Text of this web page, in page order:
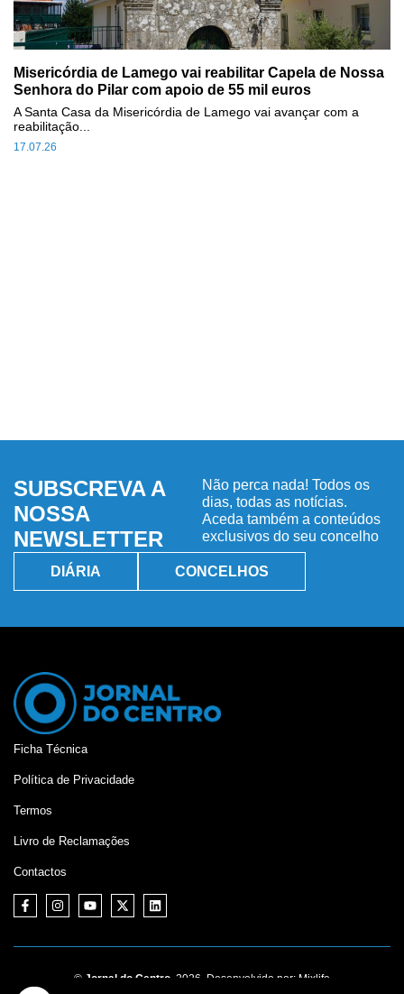
Misericórdia de Lamego vai reabilitar Capela de Nossa
Senhora do Pilar com apoio de 55 mil euros
17.07.26
A Santa Casa da Misericórdia de Lamego vai avançar com a
reabilitação...
SUBSCREVA A
NOSSA
NEWSLETTER
Não perca nada! Todos os
dias, todas as notícias.
Aceda também a conteúdos
exclusivos do seu concelho
DIÁRIA CONCELHOS
Ficha Técnica
Política de Privacidade
Termos
Livro de Reclamações
Contactos
© Jornal do Centro, 2026. Desenvolvido por: Mixlife